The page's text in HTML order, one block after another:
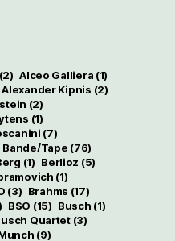
(2) Alceo Galliera (1)
Alexander Kipnis (2)
(2)
(1)
(7)
Bande/Tape (76)
(1) Berlioz (5)
(1)
(3) Brahms (17)
BSO (15) Busch (1)
Quartet(3)
(9)